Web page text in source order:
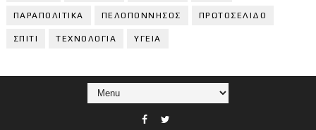
ΠΑΡΑΠΟΛΙΤΙΚΑ ΠΕΛΟΠΟΝΝΗΣΟΣ ΠΡΩΤΟΣΕΛΙΔΟ
ΣΠΙΤΙ ΤΕΧΝΟΛΟΓΙΑ ΥΓΕΙΑ